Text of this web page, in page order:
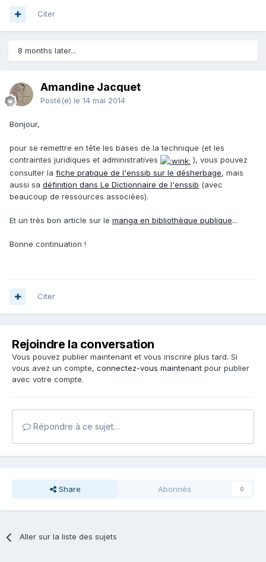
Citer
8 months later...
Amandine Jacquet
Posté(e) le 14 mai 2014
Bonjour,
pour se remettre en tête les bases de la technique (et les
contraintes juridiques et administratives
), vous pouvez
consulter la fiche pratique de l'enssib sur le désherbage, mais
aussi sa définition dans Le Dictionnaire de l'enssib (avec
beaucoup de ressources associées).
Et un très bon article sur le manga en bibliothèque publique...
Bonne continuation !
Citer
Rejoindre la conversation
Vous pouvez publier maintenant et vous inscrire plus tard. Si
vous avez un compte, connectez-vous maintenant pour publier
avec votre compte.
Répondre à ce sujet…
Share Abonnés 0
Aller sur la liste des sujets